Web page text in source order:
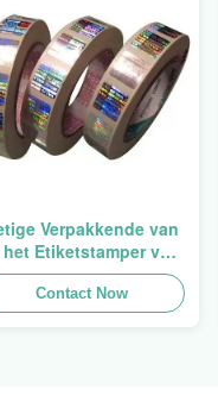
Verpakkende van
Etiketstamper van
Hologramveiligheid
het
Logo
Contact Now